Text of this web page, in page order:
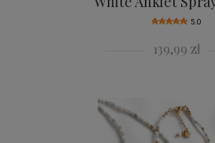
5.0
139,99 zł